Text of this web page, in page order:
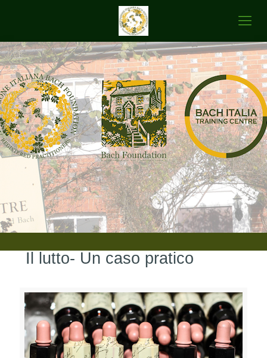
Il lutto- Un caso pratico